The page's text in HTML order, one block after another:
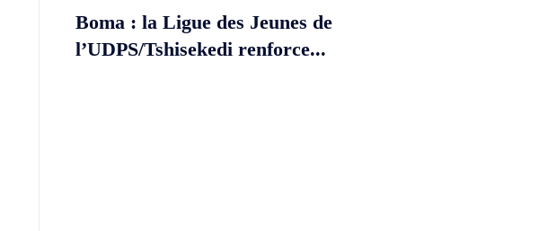
Boma : la Ligue des Jeunes de
l’UDPS/Tshisekedi renforce...